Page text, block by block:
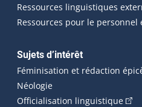
Ressources linguistiques
Ressources pour le personnel
Sujets d’intérêt
Féminisation et rédaction
Néologie
Officialisation linguistique